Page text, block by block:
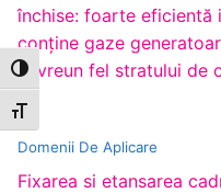
Toggle High Contrast
Toggle Font size
închise: foarte eficientă
conţine gaze
în vreun fel stratului de
Domenii De Aplicare
Fixarea si etansarea